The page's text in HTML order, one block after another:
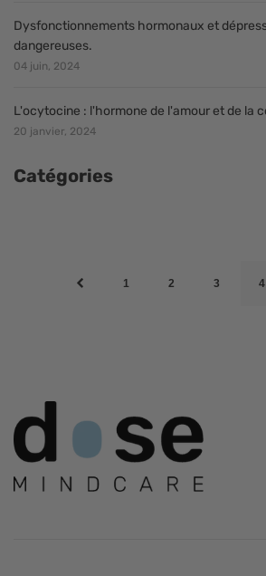
Dysfonctionnements hormonaux et
dangereuses.
04 juin, 2024
L'ocytocine : l'hormone de l'amour et de la
20 janvier, 2024
Catégories
1 2 3 4